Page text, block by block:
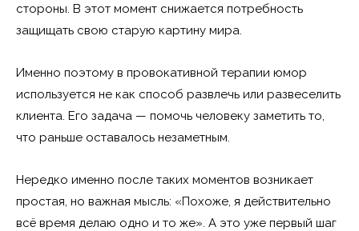
стороны. В этот момент снижается потребность
защищать свою старую картину мира.
Именно поэтому в провокативной терапии юмор
используется не как способ развлечь или развеселить
клиента. Его задача — помочь человеку заметить то,
что раньше оставалось незаметным.
Нередко именно после таких моментов возникает
простая, но важная мысль: «Похоже, я действительно
всё время делаю одно и то же». А это уже первый шаг